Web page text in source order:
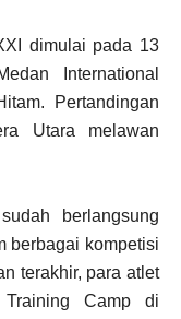
dimulai pada 13
International
Pertandingan
Utara melawan
berlangsung
berbagai kompetisi
terakhir, para atlet
Camp di